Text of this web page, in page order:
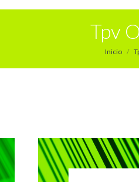
Tpv
Inicio